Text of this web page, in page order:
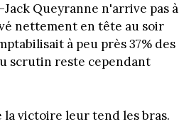
Queyranne n'arrive pas à
nettement en tête au soir
à peu près 37% des
scrutin reste cependant
la victoire leur tend les bras.